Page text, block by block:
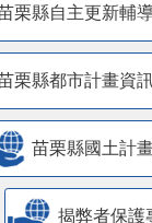
栗縣自主更新輔
栗縣都市計畫資
苗栗縣國土計
揭弊者保護